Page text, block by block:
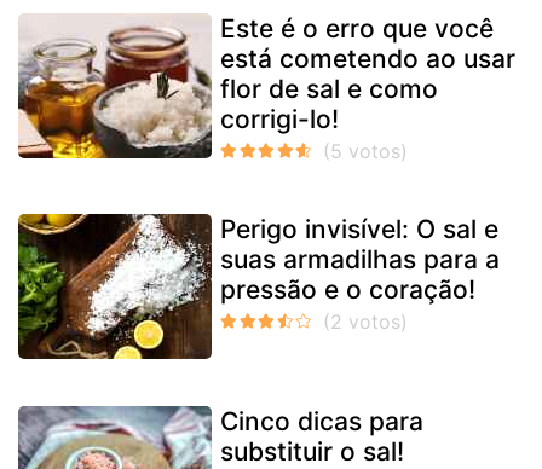
Este é o erro que você
está cometendo ao usar
flor de sal e como
corrigi-lo!
Perigo invisível: O sal e
suas armadilhas para a
pressão e o coração!
Cinco dicas para
substituir o sal!